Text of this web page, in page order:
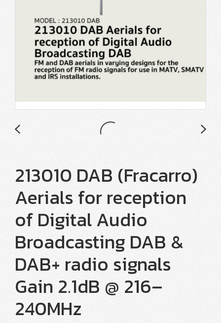
213010 DAB (Fracarro)
Aerials for reception
of Digital Audio
Broadcasting DAB &
DAB+ radio signals
Gain 2.1dB @ 216–
240MHz